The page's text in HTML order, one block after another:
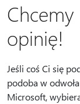
opinię!
Jeśli coś Ci się
podoba w
Microsoft,